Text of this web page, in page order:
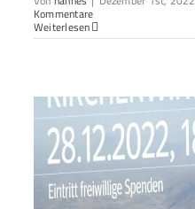
Kommentare
Weiterlesen